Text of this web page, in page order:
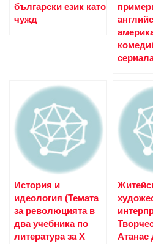
български език като
чужд
История и
идеология (Темата
за революцията в
два учебника по
литература за X
Атанас